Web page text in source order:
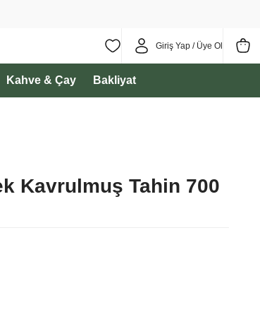
Giriş Yap / Üye Ol
Kahve & Çay Bakliyat
Kavrulmuş Tahin 700